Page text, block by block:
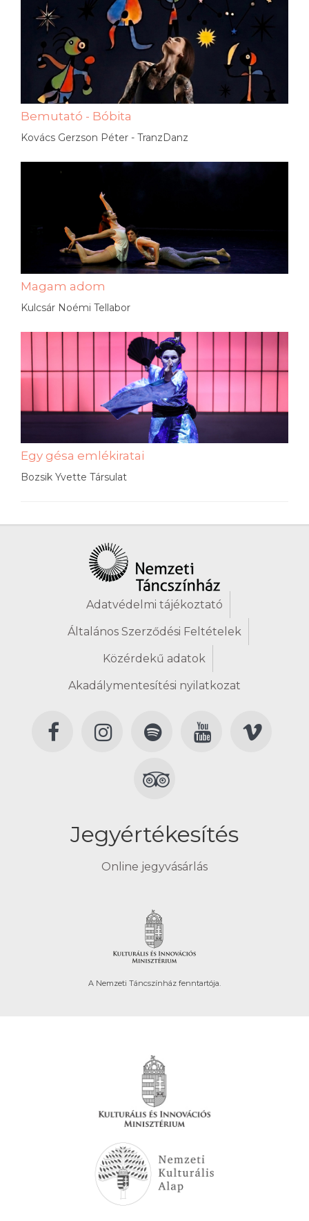
Bemutató - Bóbita
Kovács Gerzson Péter - TranzDanz
Magam adom
Kulcsár Noémi Tellabor
Egy gésa emlékiratai
Bozsik Yvette Társulat
Adatvédelmi tájékoztató
Általános Szerződési Feltételek
Közérdekű adatok
Akadálymentesítési nyilatkozat
Jegyértékesítés
Online jegyvásárlás
A Nemzeti Táncszínház fenntartója.